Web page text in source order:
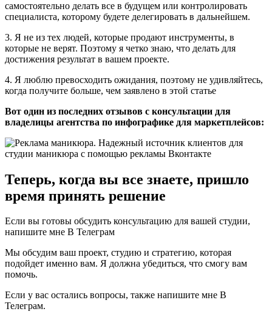
самостоятельно делать все в будущем или контролировать
специалиста, которому будете делегировать в дальнейшем.
3. Я не из тех людей, которые продают инструменты, в
которые не верят. Поэтому я четко знаю, что делать для
достижения результат в вашем проекте.
4. Я люблю превосходить ожидания, поэтому не удивляйтесь,
когда получите больше, чем заявлено в этой статье
Вот один из последних отзывов с консультации для
владелицы агентства по инфографике для маркетплейсов:
Теперь, когда вы все знаете, пришло
время принять решение
Если вы готовы обсудить консультацию для вашей студии,
напишите мне В Телеграм
Мы обсудим ваш проект, студию и стратегию, которая
подойдет именно вам. Я должна убедиться, что смогу вам
помочь.
Если у вас остались вопросы, также напишите мне В
Телеграм.